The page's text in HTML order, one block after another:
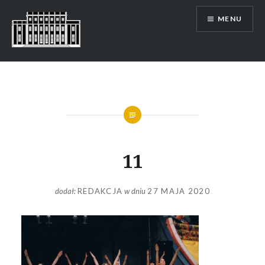
content
MENU
11
dodał:REDAKCJA w dniu 27 MAJA 2020